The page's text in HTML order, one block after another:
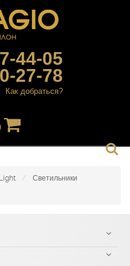
44-05
27-78
Как добраться?
Светильники